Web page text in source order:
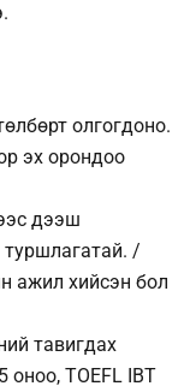
олгогдоно.
эх орондоо
дээш
/
ажил хийсэн бол
тавигдах
оноо, TOEFL IBT